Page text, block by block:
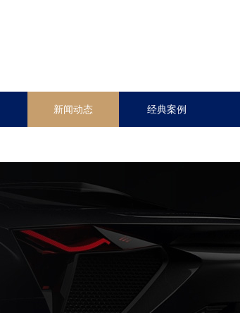
新闻动态 经典案例